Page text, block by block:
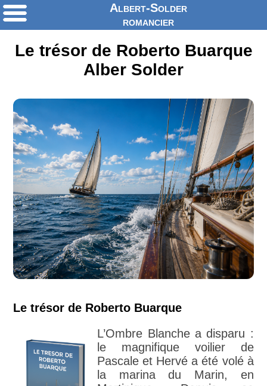
Albert-Solder
romancier
Le trésor de Roberto Buarque
Alber Solder
Le trésor de Roberto Buarque
L’Ombre Blanche a disparu :
le magnifique voilier de
Pascale et Hervé a été volé à
la marina du Marin, en